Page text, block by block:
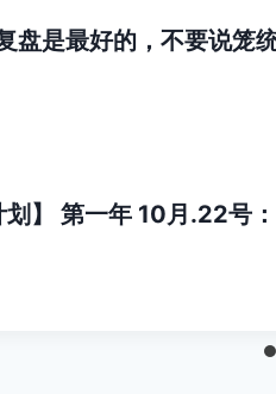
盘是最好的，不要说
划】 第一年 10月.22号